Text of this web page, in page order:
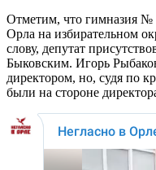
Отметим, что гимназия №
Орла на избирательном
слову, депутат
Быковским. Игорь
директором, но, судя по
были на стороне